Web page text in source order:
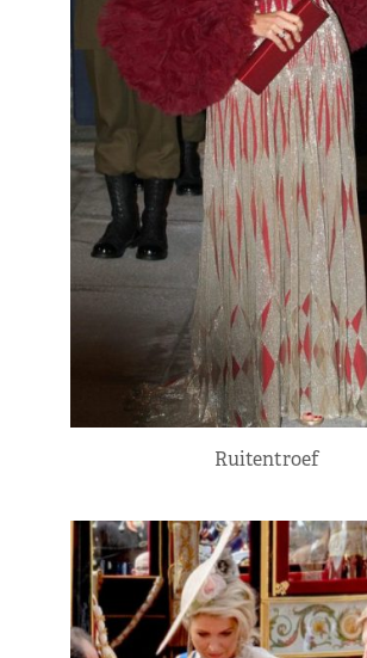
Ruitentroef